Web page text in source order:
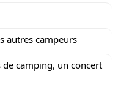
autres campeurs
de camping, un concert